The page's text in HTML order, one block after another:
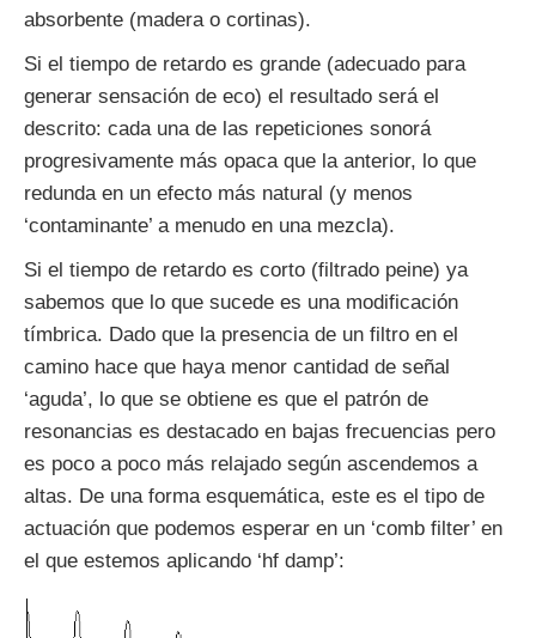
absorbente (madera o cortinas).
Si el tiempo de retardo es grande (adecuado para
generar sensación de eco) el resultado será el
descrito: cada una de las repeticiones sonorá
progresivamente más opaca que la anterior, lo que
redunda en un efecto más natural (y menos
‘contaminante’ a menudo en una mezcla).
Si el tiempo de retardo es corto (filtrado peine) ya
sabemos que lo que sucede es una modificación
tímbrica. Dado que la presencia de un filtro en el
camino hace que haya menor cantidad de señal
‘aguda’, lo que se obtiene es que el patrón de
resonancias es destacado en bajas frecuencias pero
es poco a poco más relajado según ascendemos a
altas. De una forma esquemática, este es el tipo de
actuación que podemos esperar en un ‘comb filter’ en
el que estemos aplicando ‘hf damp’: